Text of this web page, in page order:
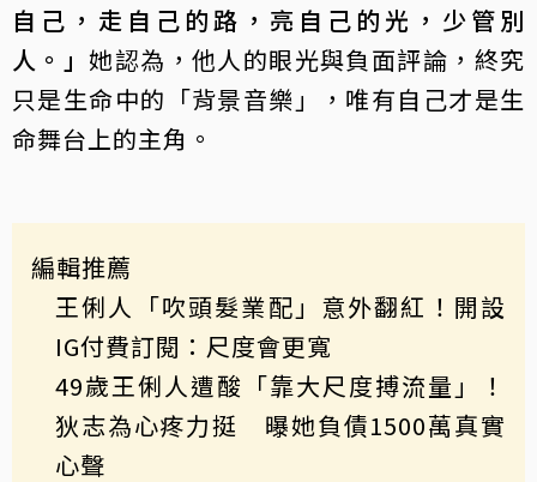
自己，走自己的路，亮自己的光，少管別
人。」她認為，他人的眼光與負面評論，終究
只是生命中的「背景音樂」，唯有自己才是生
命舞台上的主角。
編輯推薦
王俐人「吹頭髮業配」意外翻紅！開設
IG付費訂閱：尺度會更寬
49歲王俐人遭酸「靠大尺度搏流量」！
狄志為心疼力挺 曝她負債1500萬真實
心聲